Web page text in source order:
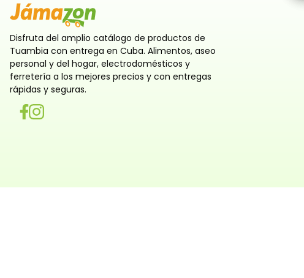
Disfruta del amplio catálogo de productos de
Tuambia con entrega en Cuba. Alimentos, aseo
personal y del hogar, electrodomésticos y
ferretería a los mejores precios y con entregas
rápidas y seguras.